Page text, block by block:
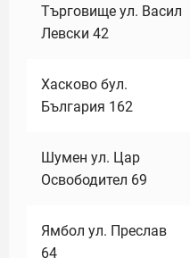
Търговище ул. Васил
Левски 42
Хасково бул.
България 162
Шумен ул. Цар
Освободител 69
Ямбол ул. Преслав
64